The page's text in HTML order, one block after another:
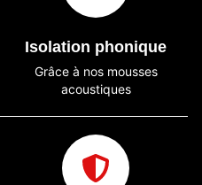
Isolation phonique
Grâce à nos mousses
acoustiques